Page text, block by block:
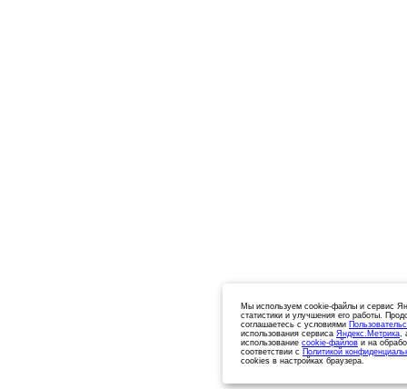
Мы используем cookie-файлы и сервис
статистики и улучшения его работы.
соглашаетесь с условиями
использования сервиса Яндекс.Метрика,
использование cookie-файлов и на
соответствии с Политикой
cookies в настройках браузера.